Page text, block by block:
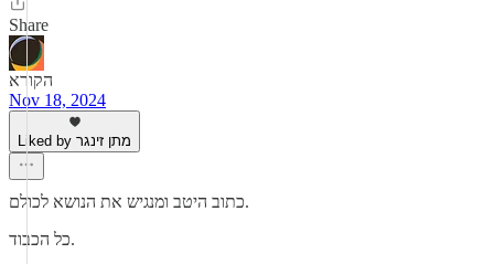
Share
הקורא
Nov 18, 2024
Liked by מתן זינגר
כתוב היטב ומנגיש את הנושא לכולם.
כל הכבוד.